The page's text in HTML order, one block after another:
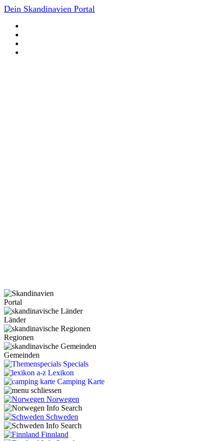
Dein Skandinavien Portal
Portal
Länder
Regionen
Gemeinden
Specials
Lexikon
Camping Karte
Norwegen
Schweden
Finnland